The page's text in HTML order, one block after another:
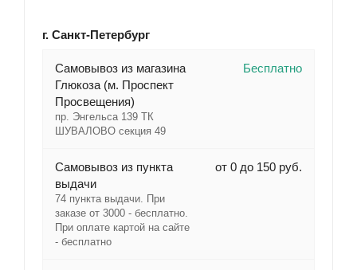
г. Санкт-Петербург
Cамовывоз из магазина
Глюкоза (м. Проспект
Просвещения)
пр. Энгельса 139 ТК
ШУВАЛОВО секция 49
Бесплатно
Самовывоз из пункта
выдачи
74 пункта выдачи. При
заказе от 3000 - бесплатно.
При оплате картой на сайте
- бесплатно
от 0 до 150 руб.